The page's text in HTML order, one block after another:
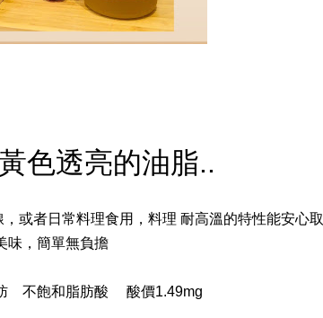
色透亮的油脂..
，或者日常料理食用，料理 耐高溫的特性能安心取
味，簡單無負擔
不飽和脂肪酸 酸價1.49mg